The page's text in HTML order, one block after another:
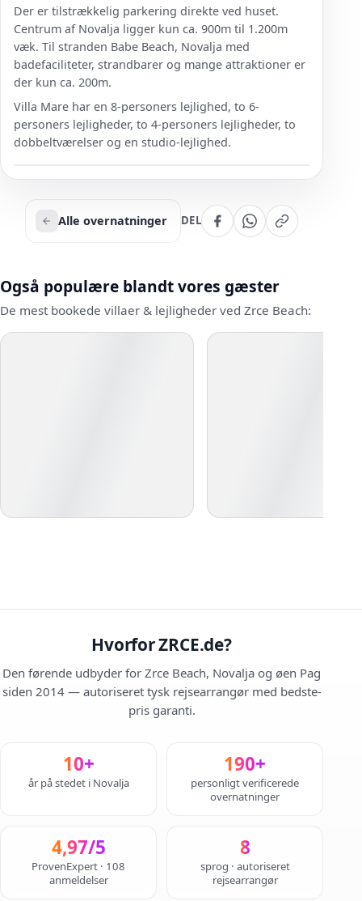
Der er tilstrækkelig parkering direkte ved huset.
Centrum af Novalja ligger kun ca. 900m til 1.200m
væk. Til stranden Babe Beach, Novalja med
badefaciliteter, strandbarer og mange attraktioner er
der kun ca. 200m.
Villa Mare har en 8-personers lejlighed, to 6-
personers lejligheder, to 4-personers lejligheder, to
dobbeltværelser og en studio-lejlighed.
Alle overnatninger DEL
Også populære blandt vores gæster
De mest bookede villaer & lejligheder ved Zrce Beach:
Hvorfor ZRCE.de?
Den førende udbyder for Zrce Beach, Novalja og øen Pag
siden 2014 — autoriseret tysk rejsearrangør med bedste-
pris garanti.
10+
år på stedet i Novalja
190+
personligt verificerede
overnatninger
4,97/5
ProvenExpert · 108
anmeldelser
8
sprog · autoriseret
rejsearrangør